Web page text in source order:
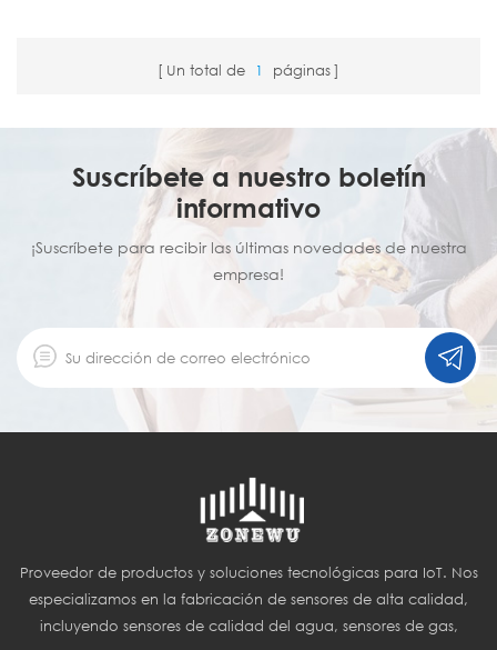
Un total de 1 páginas
Suscríbete a nuestro boletín
informativo
¡Suscríbete para recibir las últimas novedades de nuestra
empresa!
Proveedor de productos y soluciones tecnológicas para IoT. Nos
especializamos en la fabricación de sensores de alta calidad,
incluyendo sensores de calidad del agua, sensores de gas,